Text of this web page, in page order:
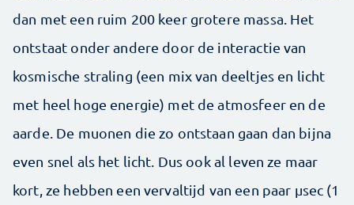
dan met een ruim 200 keer grotere massa. Het
ontstaat onder andere door de interactie van
kosmische straling (een mix van deeltjes en licht
met heel hoge energie) met de atmosfeer en de
aarde. De muonen die zo ontstaan gaan dan bijna
even snel als het licht. Dus ook al leven ze maar
kort, ze hebben een vervaltijd van een paar µsec (1